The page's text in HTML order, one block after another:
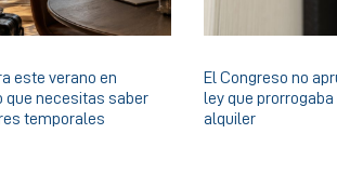
este verano en
que necesitas saber
temporales
El Congreso no
ley que
alquiler